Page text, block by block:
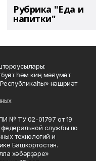
Рубрика "Еда и
напитки"
һәм киң мәғлүмәт
нәшриәт
№ ТУ 02-01797 от 19
службы по
технологий и
Башкортостан.
хәбәрҙәре»